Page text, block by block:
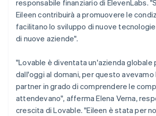
responsabile finanziario di ElevenLabs.
Eileen contribuirà a promuovere le
facilitano lo sviluppo di nuove
di nuove aziende".
"Lovable è diventata un'azienda globale
dall'oggi al domani, per questo avevamo
partner in grado di comprendere le
attendevano", afferma Elena Verna,
crescita di Lovable. "Eileen è stata per
Nuova Zelanda
English
Paesi Bassi
NederlandsEnglish
Polonia
Portogallo
PortuguêsEnglish
RAS di Hong Kong, Cina
English 简体中文
Regno Unito
English